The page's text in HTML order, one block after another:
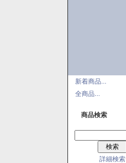
新着商品...
全商品...
商品検索
詳細検索